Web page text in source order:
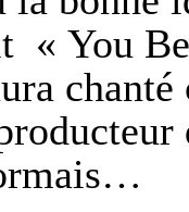
« You
chanté